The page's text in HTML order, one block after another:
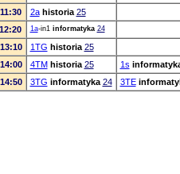
2a historia 25
1a-in1 informatyka 24
1TG historia 25
4TM historia 25 1s
3TG informatyka 24 3TE